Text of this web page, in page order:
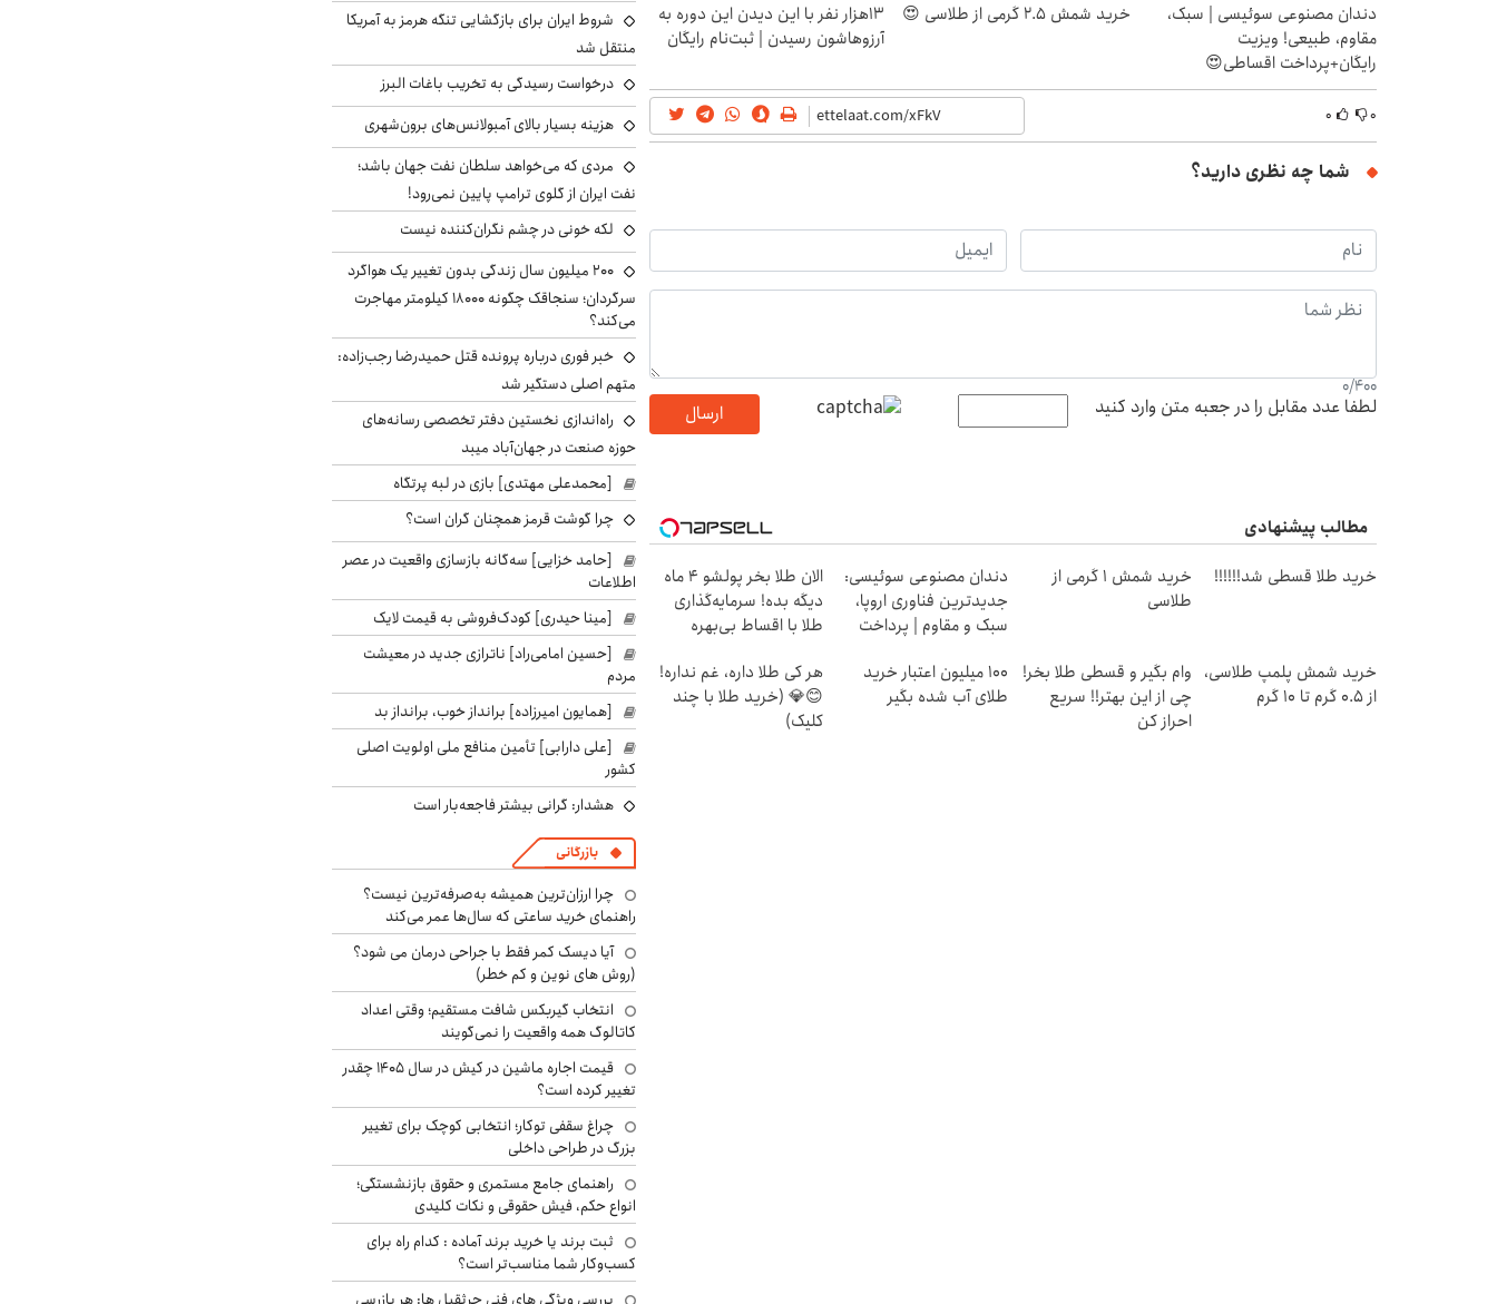
دندان مصنوعی سوئیسی | سبک،
مقاوم، طبیعی! ویزیت
رایگان+پرداخت اقساطی😍
خرید شمش 2.5 گرمی از طلاسی 😍
13هزار نفر با این دیدن این دوره به
آرزوهاشون رسیدن | ثبت‌‌نام رایگان
۰ ۰
شما چه نظری دارید؟
0/400
لطفا عدد مقابل را در جعبه متن وارد کنید ارسال
مطالب پیشنهادی
خرید طلا قسطی شد!!!!!!
خرید شمش 1 گرمی از
طلاسی
دندان مصنوعی سوئیسی:
جدیدترین فناوری اروپا،
سبک و مقاوم | پرداخت
الان طلا بخر پولشو 4 ماه
دیگه بده! سرمایه‌گذاری
طلا با اقساط بی‌بهره
خرید شمش پلمپ طلاسی،
از ۰.۵ گرم تا ۱۰ گرم
وام بگیر و قسطی طلا بخر!
چی از این بهتر!! سریع
احراز کن
100 میلیون اعتبار خرید
طلای آب شده بگیر
هر کی طلا داره، غم نداره!
😊💎 (خرید طلا با چند
کلیک)
شروط ایران برای بازگشایی تنگه هرمز به آمریکا
منتقل شد
درخواست رسیدگی به تخریب باغات البرز
هزینه بسیار بالای آمبولانس‌های برون‌شهری
مردی که می‌خواهد سلطان نفت جهان باشد؛
نفت ایران از گلوی ترامپ پایین نمی‌رود!
لکه خونی در چشم نگران‌کننده نیست
۲۰۰ میلیون سال زندگی بدون تغییر یک هواگرد
سرگردان؛ سنجاقک‌ چگونه ۱۸۰۰۰ کیلومتر مهاجرت
می‌کند؟
خبر فوری درباره پرونده قتل حمیدرضا رجب‌زاده:
متهم اصلی دستگیر شد
راه‌اندازی نخستین دفتر تخصصی رسانه‌های
حوزه صنعت در جهان‌آباد میبد
[محمدعلی مهتدی] بازی در لبه پرتگاه
چرا گوشت قرمز همچنان گران است؟
[حامد خزایی] سه‌گانه بازسازی واقعیت در عصر
اطلاعات
[مینا حیدری] کودک‌فروشی به قیمت لایک
[حسین امامی‌راد] ناترازی جدید در معیشت
مردم
[همایون امیرزاده] برانداز خوب، برانداز بد
[علی دارابی] تأمین منافع ملی اولویت اصلی
کشور
هشدار: گرانی بیشتر فاجعه‌بار است
بازرگانی
چرا ارزان‌ترین همیشه به‌صرفه‌ترین نیست؟
راهنمای خرید ساعتی که سال‌ها عمر می‌کند
آیا دیسک کمر فقط با جراحی درمان می شود؟
(روش های نوین و کم خطر)
انتخاب گیربکس شافت مستقیم؛ وقتی اعداد
کاتالوگ همه واقعیت را نمی‌گویند
قیمت اجاره ماشین در کیش در سال ۱۴۰۵ چقدر
تغییر کرده است؟
چراغ سقفی توکار؛ انتخابی کوچک برای تغییر
بزرگ در طراحی داخلی
راهنمای جامع مستمری و حقوق بازنشستگی؛
انواع حکم، فیش حقوقی و نکات کلیدی
ثبت برند یا خرید برند آماده : کدام راه برای
کسب‌وکار شما مناسب‌تر است؟